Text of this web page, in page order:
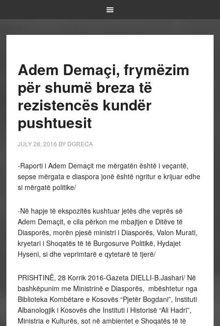
Adem Demaçi, frymëzim
për shumë breza të
rezistencës kundër
pushtuesit
JULY 28, 2016 BY DGRECA
-Raporti i Adem Demaçit me mërgatën është i veçantë,
sepse mërgata e diaspora jonë është ngritur e krijuar edhe
si mërgatë politike/
-Në hapje të ekspozitës kushtuar jetës dhe veprës së
Adem Demaçit, e cila përkon me mbajtjen e Ditëve të
Diasporës, morën pjesë ministri i Diasporës, Valon Murati,
kryetari i Shoqatës të të Burgosurve Politikë, Hydajet
Hyseni, si dhe veprimtarë e qytetarë të tjerë/
PRISHTINË, 28 Korrik 2016-Gazeta DIELLI-B.Jashari/ Në
bashkëpunim me Ministrinë e Diasporës, mbështetur nga
Biblioteka Kombëtare e Kosovës “Pjetër Bogdani”, Instituti
Albanologjik i Kosovës dhe Instituti i Historisë “Ali Hadri”,
Ministria e Kulturës, sot në ambientet e Shoqatës të të